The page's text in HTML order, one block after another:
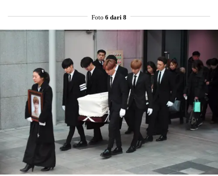
Foto 6 dari 8